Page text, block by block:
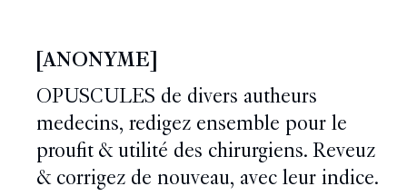
[ANONYME]
OPUSCULES de divers autheurs
medecins, redigez ensemble pour le
proufit & utilité des chirurgiens. Reveuz
& corrigez de nouveau, avec leur indice.